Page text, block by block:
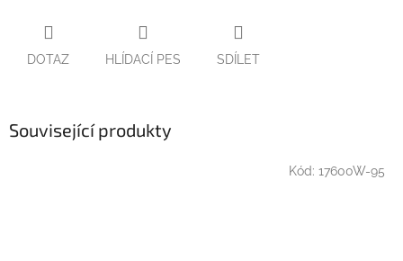
DOTAZ HLÍDACÍ PES SDÍLET
Související produkty
Kód: 17600W-95